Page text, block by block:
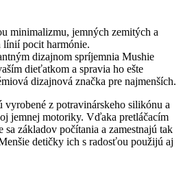
minimalizmu, jemných zemitých a
línií pocit harmónie.
dizajnom spríjemnia Mushie
dieťatkom a spravia ho ešte
dizajnová značka pre najmenších.
z potravinárskeho silikónu a
jemnej motoriky. Vďaka pretláčacím
sa základov počítania a zamestnajú tak
detičky ich s radosťou použijú aj